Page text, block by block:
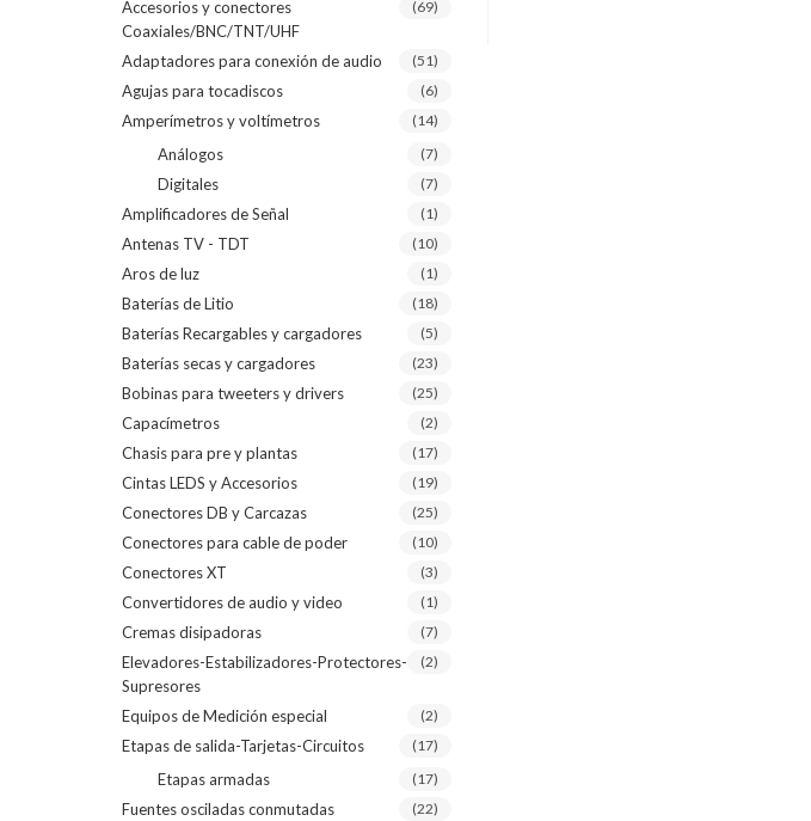
Accesorios y conectores
Coaxiales/BNC/TNT/UHF
(69)
Adaptadores para conexión de audio (51)
Agujas para tocadiscos (6)
Amperímetros y voltímetros (14)
Análogos (7)
Digitales (7)
Amplificadores de Señal (1)
Antenas TV - TDT (10)
Aros de luz (1)
Baterías de Litio (18)
Baterías Recargables y cargadores (5)
Baterías secas y cargadores (23)
Bobinas para tweeters y drivers (25)
Capacímetros (2)
Chasis para pre y plantas (17)
Cintas LEDS y Accesorios (19)
Conectores DB y Carcazas (25)
Conectores para cable de poder (10)
Conectores XT (3)
Convertidores de audio y video (1)
Cremas disipadoras (7)
Elevadores-Estabilizadores-Protectores-
Supresores
(2)
Equipos de Medición especial (2)
Etapas de salida-Tarjetas-Circuitos (17)
Etapas armadas (17)
Fuentes osciladas conmutadas (22)